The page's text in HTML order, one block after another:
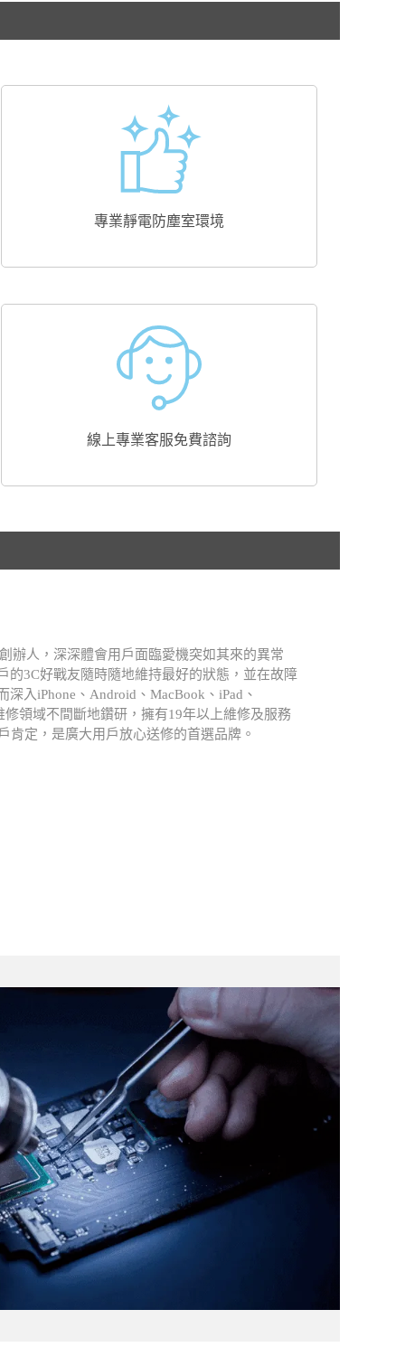
專業靜電防塵室環境
線上專業客服免費諮詢
辦人，深深體會用戶面臨愛機突如其來的異常
的3C好戰友隨時隨地維持最好的狀態，並在故障
入iPhone、Android、MacBook、iPad、
修領域不間斷地鑽研，擁有19年以上維修及服務
肯定，是廣大用戶放心送修的首選品牌。